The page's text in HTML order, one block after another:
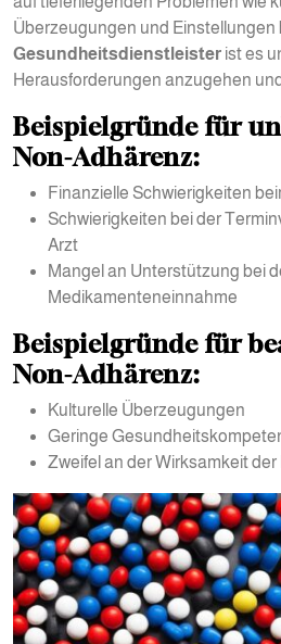
Überzeugungen und Einstellungen
Gesundheitsdienstleister ist es
Herausforderungen anzugehen und
Beispielgründe für
Non-Adhärenz:
Finanzielle Schwierigkeiten
Schwierigkeiten bei der
Arzt
Mangel an Unterstützung bei
Medikamenteneinnahme
Beispielgründe für
Non-Adhärenz:
Kulturelle Überzeugungen
Geringe
Zweifel an der Wirksamkeit